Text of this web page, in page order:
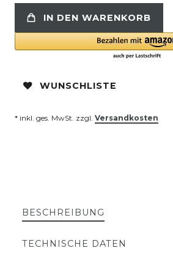
IN DEN WARENKORB
WUNSCHLISTE
* inkl. ges. MwSt. zzgl. Versandkosten
BESCHREIBUNG
TECHNISCHE DATEN